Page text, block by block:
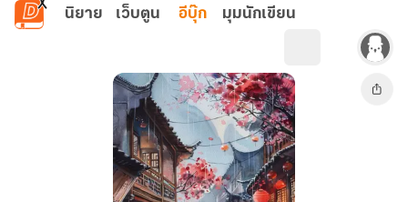
ข้ามไปยังเนื้อหาหลัก
นิยาย เว็บตูน อีบุ๊ก มุมนักเขียน